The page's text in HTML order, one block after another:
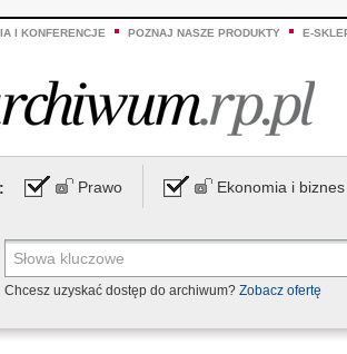
I KONFERENCJE POZNAJ NASZE PRODUKTY E-
Prawo Ekonomia i biznes
Chcesz uzyskać dostęp do archiwum? Zobacz ofertę